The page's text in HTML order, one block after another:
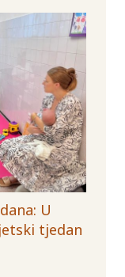
U
tjedan